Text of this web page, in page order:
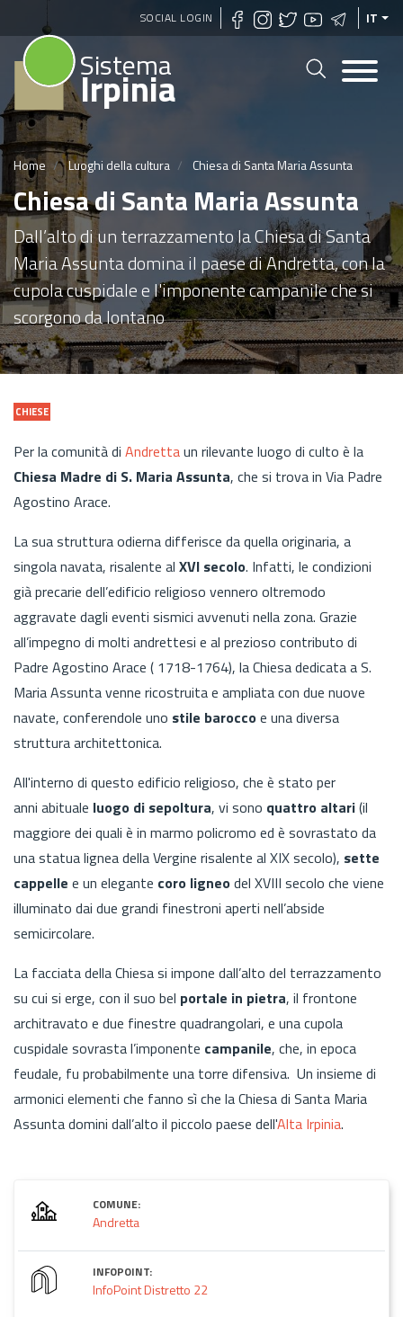
Salta
al
SOCIAL LOGIN IT
Sistema
Irpinia
Home Luoghi della cultura Chiesa di Santa Maria Assunta
Chiesa di Santa Maria Assunta
Dall’alto di un terrazzamento la Chiesa di Santa
Maria Assunta domina il paese di Andretta, con la
cupola cuspidale e l'imponente campanile che si
scorgono da lontano
CHIESE
Per la comunità di Andrettaun rilevante luogo di culto è la
Chiesa Madre di S. Maria Assunta, che si trova in Via Padre
Agostino Arace.
La sua struttura odierna differisce da quella originaria, a
singola navata, risalente al XVI secolo. Infatti, le condizioni
già precarie dell’edificio religioso vennero oltremodo
aggravate dagli eventi sismici avvenuti nella zona. Grazie
all’impegno di molti andrettesi e al prezioso contributo di
Padre Agostino Arace ( 1718-1764), la Chiesa dedicata a S.
Maria Assunta venne ricostruita e ampliata con due nuove
navate, conferendole uno stile baroccoe una diversa
struttura architettonica.
All'interno di questo edificio religioso, che è stato per
anni abituale luogo di sepoltura, vi sono quattro altari(il
maggiore dei quali è in marmo policromo ed è sovrastato da
una statua lignea della Vergine risalente al XIX secolo), sette
cappelle e un elegante coro ligneodel XVIII secolo che viene
illuminato dai due grandi finestroni aperti nell’abside
semicircolare.
La facciata della Chiesa si impone dall’alto del terrazzamento
su cui si erge, con il suo bel portale in pietra, il frontone
architravato e due finestre quadrangolari, e una cupola
cuspidale sovrasta l’imponente campanile, che, in epoca
feudale, fu probabilmente una torre difensiva. Un insieme di
armonici elementi che fanno sì che la Chiesa di Santa Maria
Assunta domini dall’alto il piccolo paese dell'Alta Irpinia.
COMUNE:
Andretta
INFOPOINT:
InfoPoint Distretto 22